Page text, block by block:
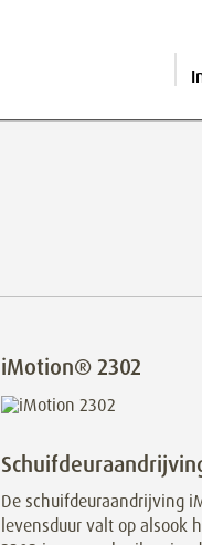
iMotion® 2302
De schuifdeuraandrijving
levensduur valt op alsook